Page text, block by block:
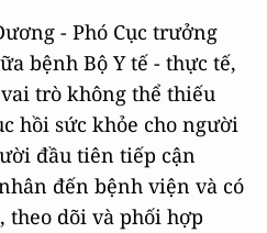
- Phó Cục trưởng
bệnh Bộ Y tế - thực tế,
trò không thể thiếu
hồi sức khỏe cho người
đầu tiên tiếp cận
đến bệnh viện và có
theo dõi và phối hợp